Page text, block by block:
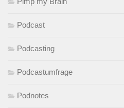
Podcast
Podcasting
Podcastumfrage
Podnotes